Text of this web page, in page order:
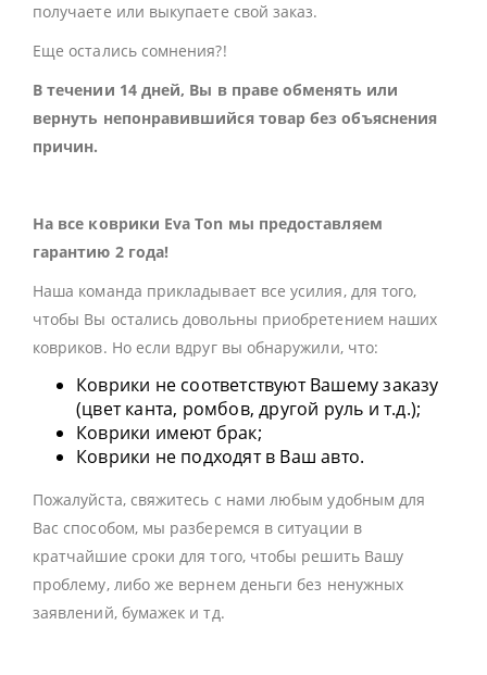
получаете или выкупаете свой заказ.
Еще остались сомнения?!
В течении 14 дней, Вы в праве обменять или
вернуть непонравившийся товар без объяснения
причин.
На все коврики Eva Ton мы предоставляем
гарантию 2 года!
Наша команда прикладывает все усилия, для того,
чтобы Вы остались довольны приобретением наших
ковриков. Но если вдруг вы обнаружили, что:
Коврики не соответствуют Вашему заказу
(цвет канта, ромбов, другой руль и т.д.);
Коврики имеют брак;
Коврики не подходят в Ваш авто.
Пожалуйста, свяжитесь с нами любым удобным для
Вас способом, мы разберемся в ситуации в
кратчайшие сроки для того, чтобы решить Вашу
проблему, либо же вернем деньги без ненужных
заявлений, бумажек и тд.